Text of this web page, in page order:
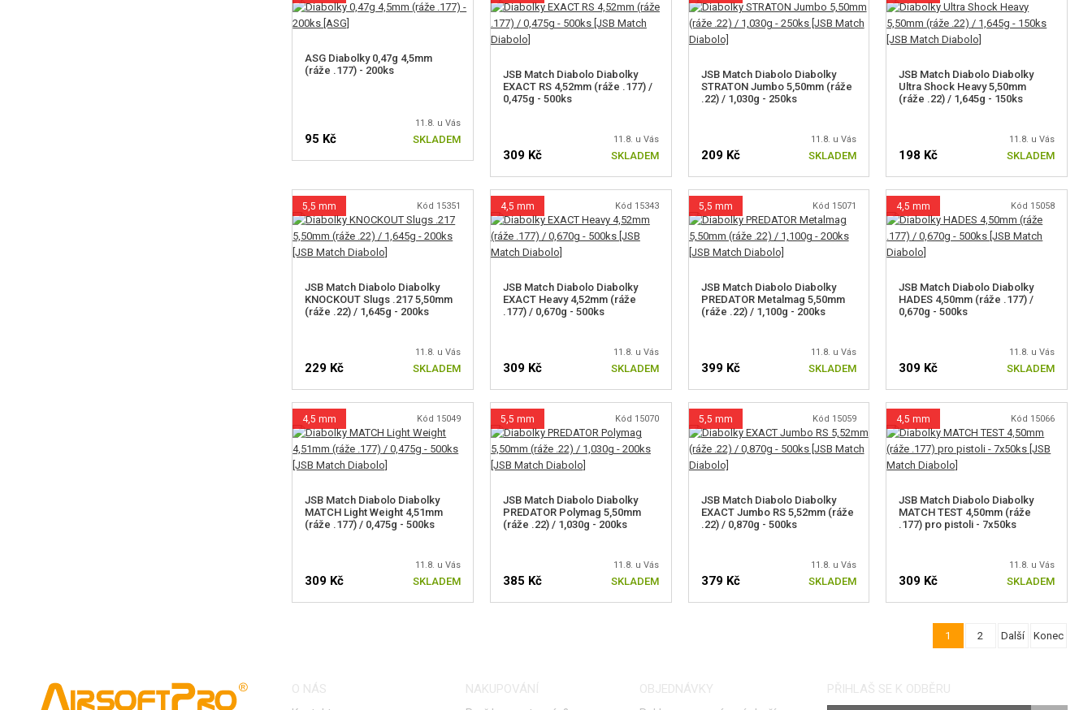
ASG Diabolky 0,47g 4,5mm
(ráže .177) - 200ks
11.8. u Vás
95 Kč SKLADEM
JSB Match Diabolo Diabolky
EXACT RS 4,52mm (ráže .177) /
0,475g - 500ks
11.8. u Vás
309 Kč SKLADEM
JSB Match Diabolo Diabolky
STRATON Jumbo 5,50mm (ráže
.22) / 1,030g - 250ks
11.8. u Vás
209 Kč SKLADEM
JSB Match Diabolo Diabolky
Ultra Shock Heavy 5,50mm
(ráže .22) / 1,645g - 150ks
11.8. u Vás
198 Kč SKLADEM
5,5 mm Kód 15351
JSB Match Diabolo Diabolky
KNOCKOUT Slugs .217 5,50mm
(ráže .22) / 1,645g - 200ks
11.8. u Vás
229 Kč SKLADEM
4,5 mm Kód 15343
JSB Match Diabolo Diabolky
EXACT Heavy 4,52mm (ráže
.177) / 0,670g - 500ks
11.8. u Vás
309 Kč SKLADEM
5,5 mm Kód 15071
JSB Match Diabolo Diabolky
PREDATOR Metalmag 5,50mm
(ráže .22) / 1,100g - 200ks
11.8. u Vás
399 Kč SKLADEM
4,5 mm Kód 15058
JSB Match Diabolo Diabolky
HADES 4,50mm (ráže .177) /
0,670g - 500ks
11.8. u Vás
309 Kč SKLADEM
4,5 mm Kód 15049
JSB Match Diabolo Diabolky
MATCH Light Weight 4,51mm
(ráže .177) / 0,475g - 500ks
11.8. u Vás
309 Kč SKLADEM
5,5 mm Kód 15070
JSB Match Diabolo Diabolky
PREDATOR Polymag 5,50mm
(ráže .22) / 1,030g - 200ks
11.8. u Vás
385 Kč SKLADEM
5,5 mm Kód 15059
JSB Match Diabolo Diabolky
EXACT Jumbo RS 5,52mm (ráže
.22) / 0,870g - 500ks
11.8. u Vás
379 Kč SKLADEM
4,5 mm Kód 15066
JSB Match Diabolo Diabolky
MATCH TEST 4,50mm (ráže
.177) pro pistoli - 7x50ks
11.8. u Vás
309 Kč SKLADEM
1 2 Další Konec
O NÁS NAKUPOVÁNÍ OBJEDNÁVKY PŘIHLAŠ SE K ODBĚRU